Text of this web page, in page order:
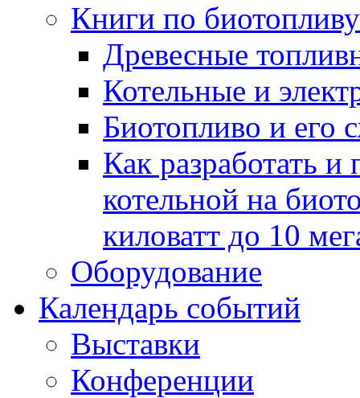
Книги по биотопливу
Древесные
Котельные и
Биотопливо и его
Как разработать
котельной на
киловатт до 10
Оборудование
Календарь событий
Выставки
Конференции